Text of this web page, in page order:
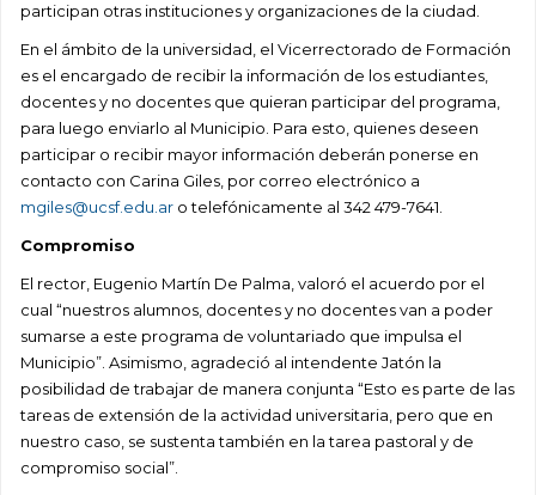
participan otras instituciones y organizaciones de la ciudad.
En el ámbito de la universidad, el Vicerrectorado de Formación
es el encargado de recibir la información de los estudiantes,
docentes y no docentes que quieran participar del programa,
para luego enviarlo al Municipio. Para esto, quienes deseen
participar o recibir mayor información deberán ponerse en
contacto con Carina Giles, por correo electrónico a
mgiles@ucsf.edu.ar o telefónicamente al 342 479-7641.
Compromiso
El rector, Eugenio Martín De Palma, valoró el acuerdo por el
cual “nuestros alumnos, docentes y no docentes van a poder
sumarse a este programa de voluntariado que impulsa el
Municipio”. Asimismo, agradeció al intendente Jatón la
posibilidad de trabajar de manera conjunta “Esto es parte de las
tareas de extensión de la actividad universitaria, pero que en
nuestro caso, se sustenta también en la tarea pastoral y de
compromiso social”.